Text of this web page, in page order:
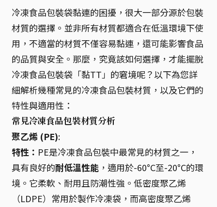
冷凍食品包裝袋黏連的困擾，很大一部分源於包裝
材質的選擇。並非所有材質都適合在低溫環境下使
用，不適當的材質不僅容易黏連，還可能影響食品
的品質與安全。那麼，究竟該如何選擇，才能擺脫
冷凍食品包裝袋「黏TT」的窘境呢？以下為您詳
細解析幾種常見的冷凍食品包裝材質，以及它們的
特性與適用性：
常見冷凍食品包裝材質分析
聚乙烯 (PE):
特性： PE是冷凍食品包裝中最常見的材質之一，
具有良好的耐低溫性能 ，適用於-60°C至-20°C的環
境。它柔軟、耐用且防潮性強。低密度聚乙烯
（LDPE）常用於製作冷凍袋，而高密度聚乙烯